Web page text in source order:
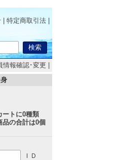
特定商取引法
情報確認･変更
ートに0種類
品の合計は0個
ＩＤ